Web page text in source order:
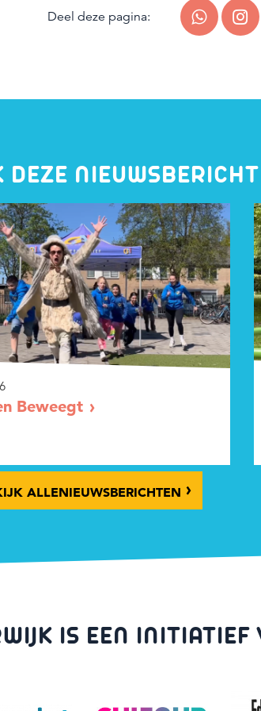
Deel deze pagina:
DEZE
Beweegt
ALLENIEUWSBERICHTEN
IS EEN INITIATIEF